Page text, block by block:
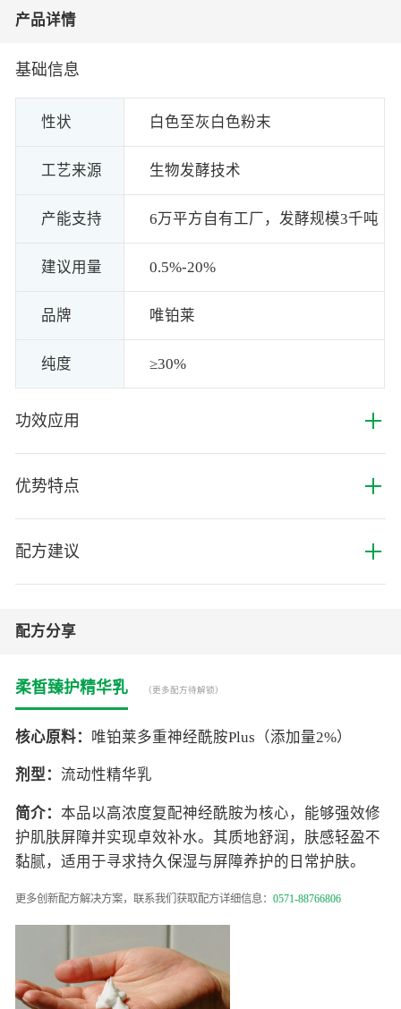
产品详情
基础信息
性状 白色至灰白色粉末
工艺来源 生物发酵技术
产能支持 6万平方自有工厂，发酵规模3千吨
建议用量 0.5%-20%
品牌 唯铂莱
纯度 ≥30%
功效应用 +
优势特点 +
配方建议 +
配方分享
柔皙臻护精华乳 （更多配方待解锁）
核心原料： 唯铂莱多重神经酰胺Plus（添加量2%）
剂型：流动性精华乳
简介：本品以高浓度复配神经酰胺为核心，能够强效修
护肌肤屏障并实现卓效补水。其质地舒润，肤感轻盈不
黏腻，适用于寻求持久保湿与屏障养护的日常护肤。
更多创新配方解决方案，联系我们获取配方详细信息：0571-88766806